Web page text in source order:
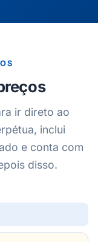
ir direto ao
inclui
e conta com
disso.